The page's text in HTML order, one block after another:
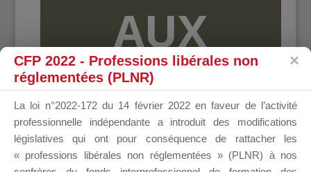
AUX
CFP 2022 - Professions libérales non
réglementées (PLNR)
La loi n°2022-172 du 14 février 2022 en faveur de l’activité
professionnelle indépendante a introduit des modifications
législatives qui ont pour conséquence de rattacher les
« professions libérales non réglementées » (PLNR) à nos